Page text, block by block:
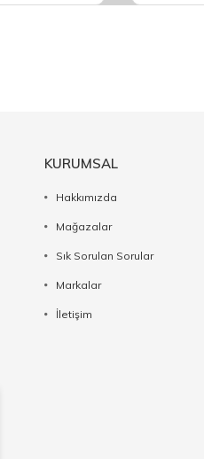
KURUMSAL
Hakkımızda
Mağazalar
Sık Sorulan Sorular
Markalar
İletişim